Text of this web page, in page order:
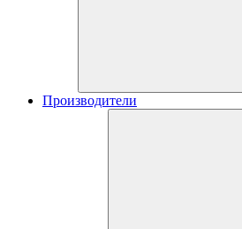
Производители